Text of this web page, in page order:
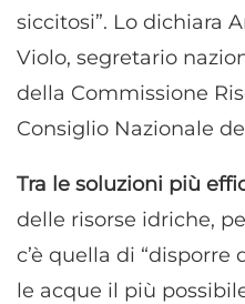
siccitosi”. Lo dichiara
Violo, segretario
della Commissione
Consiglio Nazionale
Tra le soluzioni più
delle risorse idriche,
c’è quella di
le acque il più